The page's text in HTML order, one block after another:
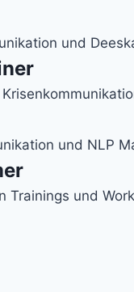
und
und NLP
Trainings und